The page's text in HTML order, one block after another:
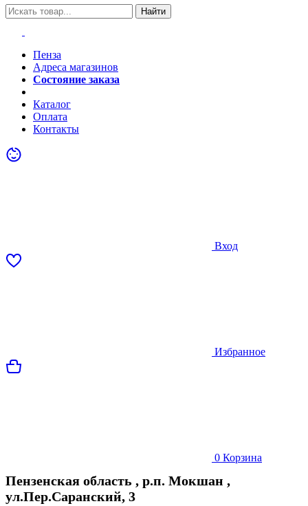
Найти
Пенза
Адреса магазинов
Состояние заказа
Каталог
Оплата
Контакты
Вход
Избранное
0 Корзина
Пензенская область , р.п. Мокшан ,
ул.Пер.Саранский, 3